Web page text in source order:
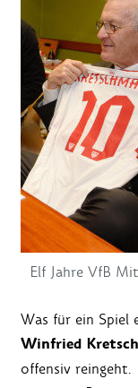
Elf Jahre VfB
Was für ein Spiel
Winfried
offensiv reingeht.